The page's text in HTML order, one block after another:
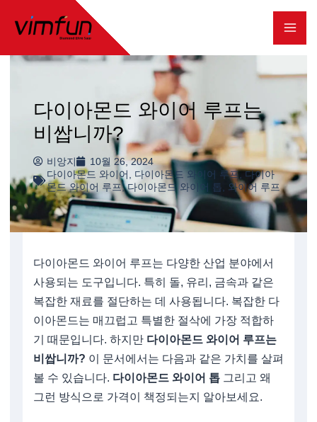
츠
기
다이아몬드 와이어 루프는
비쌉니까?
비앙지
10월 26, 2024
다이아몬드 와이어, 다이아몬드 와이어 루프,다이아
몬드 와이어 루프,다이아몬드 와이어 톱, 와이어 루프
다이아몬드 와이어 루프는 다양한 산업 분야에서
사용되는 도구입니다. 특히 돌, 유리, 금속과 같은
복잡한 재료를 절단하는 데 사용됩니다. 복잡한 다
이아몬드는 매끄럽고 특별한 절삭에 가장 적합하
기 때문입니다. 하지만 다이아몬드 와이어 루프는
비쌉니까? 이 문서에서는 다음과 같은 가치를 살펴
볼 수 있습니다. 다이아몬드 와이어 톱 그리고 왜
그런 방식으로 가격이 책정되는지 알아보세요.